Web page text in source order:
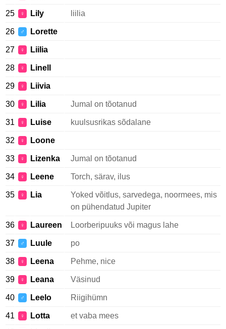
25 ♀ Lily liilia
26 ♂ Lorette
27 ♀ Liilia
28 ♀ Linell
29 ♀ Liivia
30 ♀ Lilia Jumal on tõotanud
31 ♀ Luise kuulsusrikas sõdalane
32 ♀ Loone
33 ♀ Lizenka Jumal on tõotanud
34 ♀ Leene Torch, särav, ilus
35 ♀ Lia
Yoked võitlus, sarvedega, noormees, mis
on pühendatud Jupiter
36 ♀ Laureen Loorberipuuks või magus lahe
37 ♂ Luule po
38 ♀ Leena Pehme, nice
39 ♀ Leana Väsinud
40 ♂ Leelo Riigihümn
41 ♀ Lotta et vaba mees